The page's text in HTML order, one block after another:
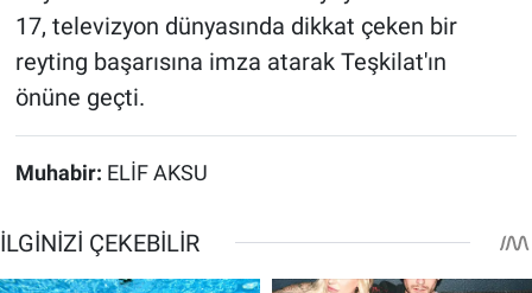
17, televizyon dünyasında dikkat çeken bir
reyting başarısına imza atarak Teşkilat'ın
önüne geçti.
Muhabir: ELİF AKSU